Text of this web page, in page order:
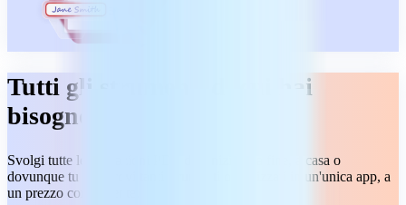
Tutti gli strumenti di cui hai
bisogno
Svolgi tutte le operazioni PDF dall'inizio alla fine, a casa o
dovunque tu sia. Trovi tanti strumenti organizzati in un'unica app, a
un prezzo conveniente.